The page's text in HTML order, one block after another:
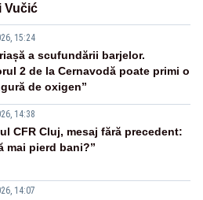
Vučić
15:24
a scufundării barjelor.
2 de la Cernavodă poate primi o
de oxigen”
14:38
CFR Cluj, mesaj fără precedent:
mai pierd bani?”
14:07